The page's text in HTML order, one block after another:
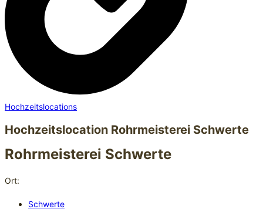
Hochzeitslocations
Hochzeitslocation Rohrmeisterei Schwerte
Rohrmeisterei Schwerte
Ort:
Schwerte